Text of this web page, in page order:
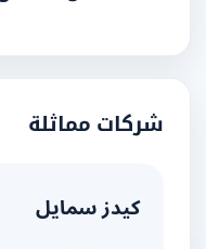
شركات مماثلة
كيدز سمايل